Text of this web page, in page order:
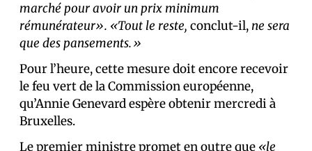
marché pour avoir un prix minimum
rémunérateur». «Tout le reste, conclut-il, ne sera
que des pansements.»
Pour l’heure, cette mesure doit encore recevoir
le feu vert de la Commission européenne,
qu’Annie Genevard espère obtenir mercredi à
Bruxelles.
Le premier ministre promet en outre que «le